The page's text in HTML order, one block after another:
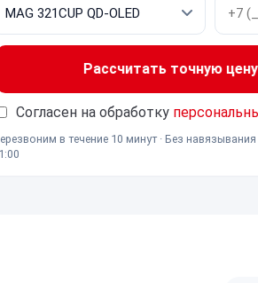
Рассчитать точную цену
Согласен на обработку
в течение 10 минут · Без